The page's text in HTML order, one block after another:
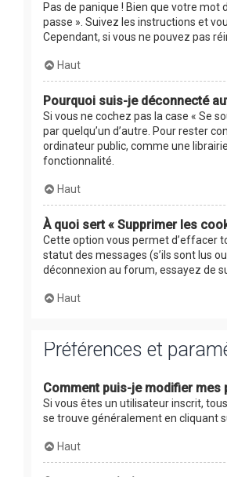
Pas de panique ! Bien que votre
passe ». Suivez les instructions et
Cependant, si vous ne pouvez pas
Haut
Pourquoi suis-je déconnecté
Si vous ne cochez pas la case « Se
par quelqu’un d’autre. Pour rester
ordinateur public, comme une
fonctionnalité.
Haut
À quoi sert « Supprimer les
Cette option vous permet d’effacer
statut des messages (s’ils sont lus
déconnexion au forum, essayez de
Haut
Préférences et
Comment puis-je modifier mes
Si vous êtes un utilisateur inscrit,
se trouve généralement en cliquant
Haut